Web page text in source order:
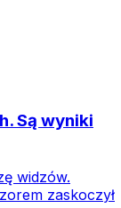
Są wyniki
widzów.
zaskoczył